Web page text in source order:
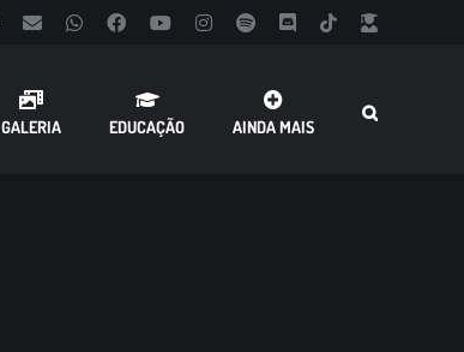
Classroom
EmailWhatsAppFacebookYouTubeInstagram
Spotify DiscordTiktokFazer
GALERIA EDUCAÇÃO AINDA MAIS